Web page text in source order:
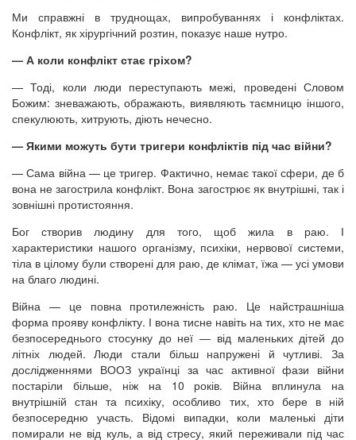
Ми справжні в труднощах, випробуваннях і конфліктах.
Конфлікт, як хірургічний розтин, показує наше нутро.
— А коли конфлікт стає гріхом?
— Тоді, коли люди переступають межі, проведені Словом
Божим: зневажають, ображають, виявляють таємницю іншого,
спекулюють, хитрують, діють нечесно.
— Якими можуть бути тригери конфліктів під час війни?
— Сама війна — це тригер. Фактично, немає такої сфери, де б
вона не загострила конфлікт. Вона загострює як внутрішні, так і
зовнішні протистояння.
Бог створив людину для того, щоб жила в раю. І
характеристики нашого організму, психіки, нервової системи,
тіла в цілому були створені для раю, де клімат, їжа — усі умови
на благо людині.
Війна — це повна протилежність раю. Це найстрашніша
форма прояву конфлікту. І вона тисне навіть на тих, хто не має
безпосереднього стосунку до неї — від маленьких дітей до
літніх людей. Люди стали більш напружені й чутливі. За
дослідженнями ВООЗ українці за час активної фази війни
постаріли більше, ніж на 10 років. Війна вплинула на
внутрішній стан та психіку, особливо тих, хто бере в ній
безпосередню участь. Відомі випадки, коли маленькі діти
помирали не від куль, а від стресу, який переживали під час